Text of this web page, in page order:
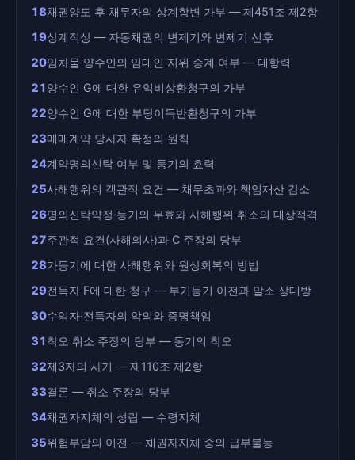
18채권양도 후 채무자의 상계항변 가부 — 제451조 제2항
19상계적상 — 자동채권의 변제기와 변제기 선후
20임차물 양수인의 임대인 지위 승계 여부 — 대항력
21양수인 G에 대한 유익비상환청구의 가부
22양수인 G에 대한 부당이득반환청구의 가부
23매매계약 당사자 확정의 원칙
24계약명의신탁 여부 및 등기의 효력
25사해행위의 객관적 요건 — 채무초과와 책임재산 감소
26명의신탁약정·등기의 무효와 사해행위 취소의 대상적격
27주관적 요건(사해의사)과 C 주장의 당부
28가등기에 대한 사해행위와 원상회복의 방법
29전득자 F에 대한 청구 — 부기등기 이전과 말소 상대방
30수익자·전득자의 악의와 증명책임
31착오 취소 주장의 당부 — 동기의 착오
32제3자의 사기 — 제110조 제2항
33결론 — 취소 주장의 당부
34채권자지체의 성립 — 수령지체
35위험부담의 이전 — 채권자지체 중의 급부불능